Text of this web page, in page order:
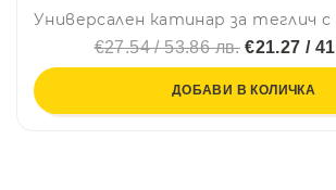
€27.54 / 53.86 лв.€21.27 /
ДОБАВИ В КОЛИЧКА